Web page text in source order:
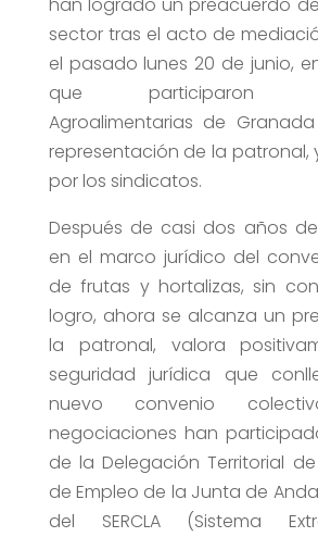
han logrado un preacuerdo
sector tras el acto de
el pasado lunes 20 de junio,
que participaron
Agroalimentarias de
representación de la patronal,
por los sindicatos.
Después de casi dos años
en el marco jurídico del
de frutas y hortalizas, sin
logro, ahora se alcanza un
la patronal, valora
seguridad jurídica que
nuevo convenio
negociaciones han
de la Delegación Territorial
de Empleo de la Junta de
del SERCLA (Sistema